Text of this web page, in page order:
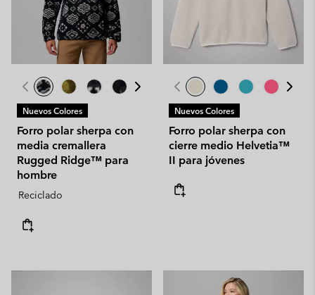
Nuevos Colores
Forro polar sherpa con
media cremallera
Rugged Ridge™ para
hombre
Reciclado
Nuevos Colores
Forro polar sherpa con
cierre medio Helvetia™
II para jóvenes